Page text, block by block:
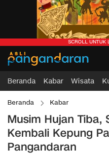
Beranda Kabar Wisata
Beranda Kabar
Musim Hujan Tiba,
Kembali Kepung
Pangandaran